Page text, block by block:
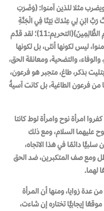
مثلا للذين آمنوا: (وَضَرَبَ
رَبِّ ابْنِ لِي عِنْدَكَ بَيْتًا فِي الْجَنَّةِ
وَنَجِّنِي مِنْ فِرْعَوْنَ وَعَمَلِهِ وَنَجِّنِي مِنَ الْقَوْمِ الظَّالِمِينَ)(التحريم:11)؛ لقد قدَّم
ليس لكونها أنثى، بل لكونها
والتضحية، ومعانقة الحق،
بذكر، طاغ، متجبر هو فرعون،
من فرعون الطاغية، بل كانت آسيةُ
امرأة نوح وامرأة لوط كانتا
عليهما السلام، ومع ذلك
دائمًا في هذا الاتجاه،
ومع صف المتكبرين، ضد الحق
لهما.
عدة زوايا، ومنها أن المرأة
إيجابيًّا تختاره إن شاءت،